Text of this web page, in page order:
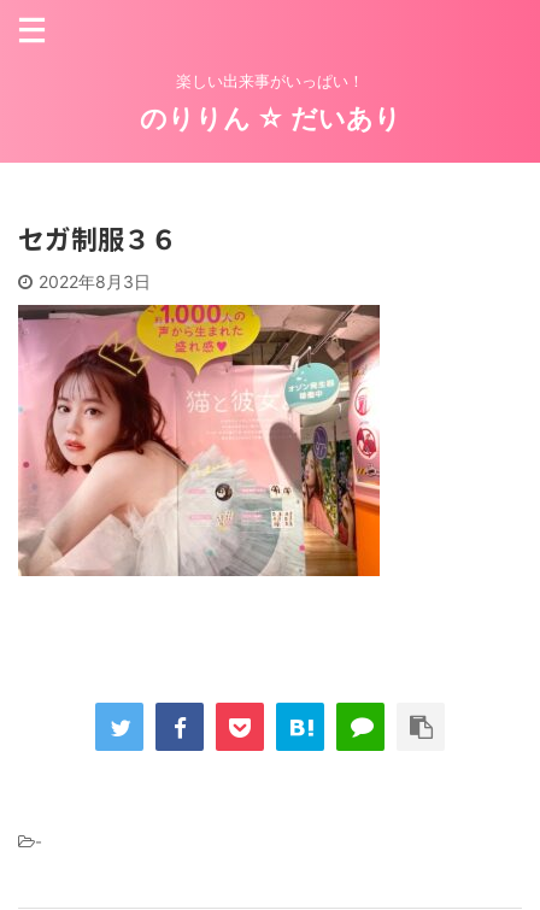
楽しい出来事がいっぱい！
のりりん ☆ だいあり
セガ制服３６
2022年8月3日
-